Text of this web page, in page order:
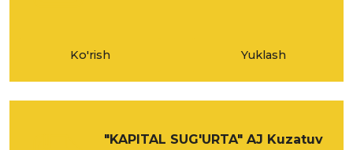
Ko'rish Yuklash
"KAPITAL SUG'URTA" AJ Kuzatuv